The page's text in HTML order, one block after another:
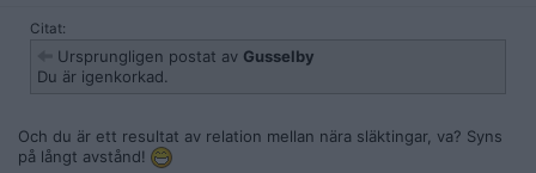
Citat:
Ursprungligen postat av Gusselby
Du är igenkorkad.
Och du är ett resultat av relation mellan nära släktingar, va? Syns
på långt avstånd!